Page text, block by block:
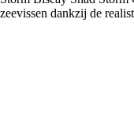
zeevissen dankzij de